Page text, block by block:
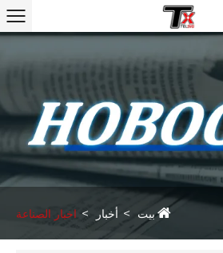
بيت أخبار اخبار الصناعة